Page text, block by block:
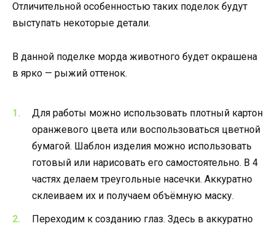
Отличительной особенностью таких поделок будут
выступать некоторые детали.
В данной поделке морда животного будет окрашена
в ярко — рыжий оттенок.
Для работы можно использовать плотный картон
оранжевого цвета или воспользоваться цветной
бумагой. Шаблон изделия можно использовать
готовый или нарисовать его самостоятельно. В 4
частях делаем треугольные насечки. Аккуратно
склеиваем их и получаем объёмную маску.
Переходим к созданию глаз. Здесь в аккуратно